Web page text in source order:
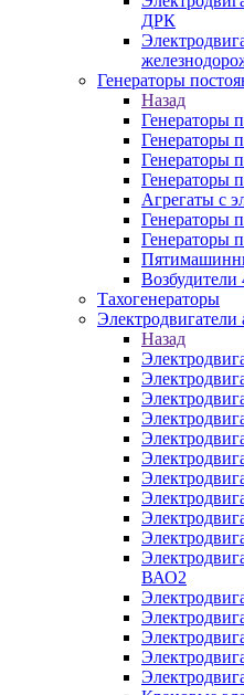
ДРК
Генераторы
Назад
Генераторы
Генераторы
Генераторы
Генераторы
Агрегаты с
Генераторы
Генераторы
Тахогенераторы
Назад
ВАО2